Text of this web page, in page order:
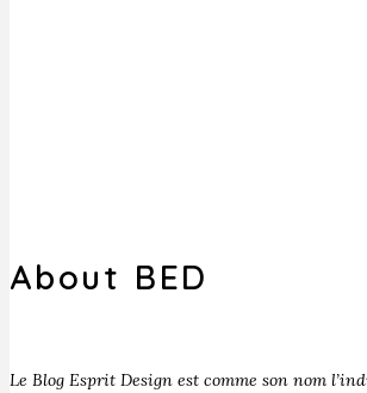
About BED
Le Blog Esprit Design est comme son nom